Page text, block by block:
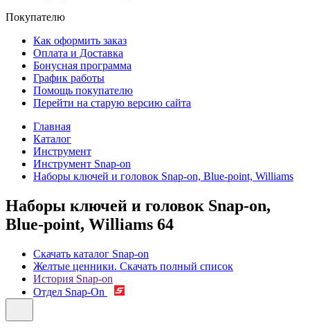
Покупателю
Как оформить заказ
Оплата и Доставка
Бонусная программа
График работы
Помощь покупателю
Перейти на старую версию сайта
Главная
Каталог
Инструмент
Инструмент Snap-on
Наборы ключей и головок Snap-on, Blue-point, Williams
Наборы ключей и головок Snap-on,
Blue-point, Williams 64
Скачать каталог Snap-on
Желтые ценники. Скачать полный список
История Snap-on
Отдел Snap-On